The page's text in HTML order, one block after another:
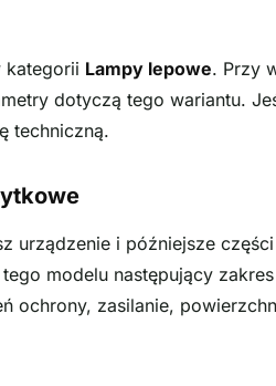
kategorii Lampy lepowe. Przy
dotyczą tego wariantu.
techniczną.
urządzenie i późniejsze
modelu następujący
ochrony, zasilanie,